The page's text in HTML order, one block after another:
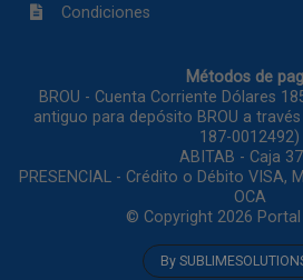
Condiciones
Métodos de
BROU - Cuenta Corriente Dólares
antiguo para depósito BROU a
187-0012492)
ABITAB - Caja
PRESENCIAL - Crédito o Débito VISA,
OCA
© Copyright 2026
By